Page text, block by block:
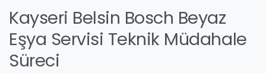
Kayseri Belsin Bosch Beyaz
Eşya Servisi Teknik Müdahale
Süreci